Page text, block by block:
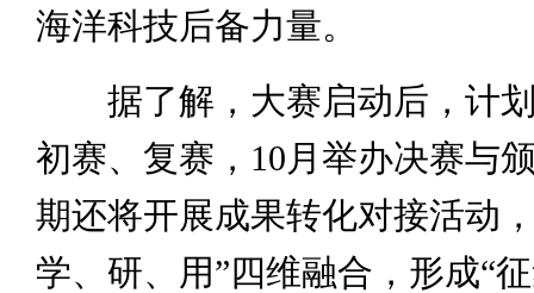
海洋科技后备力量。
据了解，大赛启动后，计划
初赛、复赛，10月举办决赛与
期还将开展成果转化对接活动
学、研、用”四维融合，形成“